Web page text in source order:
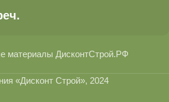
материалы ДисконтСтрой.РФ
«Дисконт Строй», 2024